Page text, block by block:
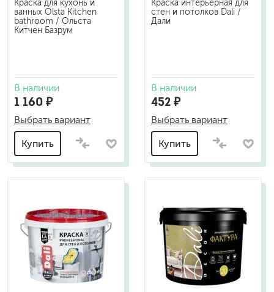
Краска для кухонь и
ванных Olsta Kitchen
bathroom / Ольста
Китчен Базрум
В наличии
1 160 ₽
Выбрать вариант
Купить
Краска интерьерная для
стен и потолков Dali /
Дали
В наличии
452 ₽
Выбрать вариант
Купить